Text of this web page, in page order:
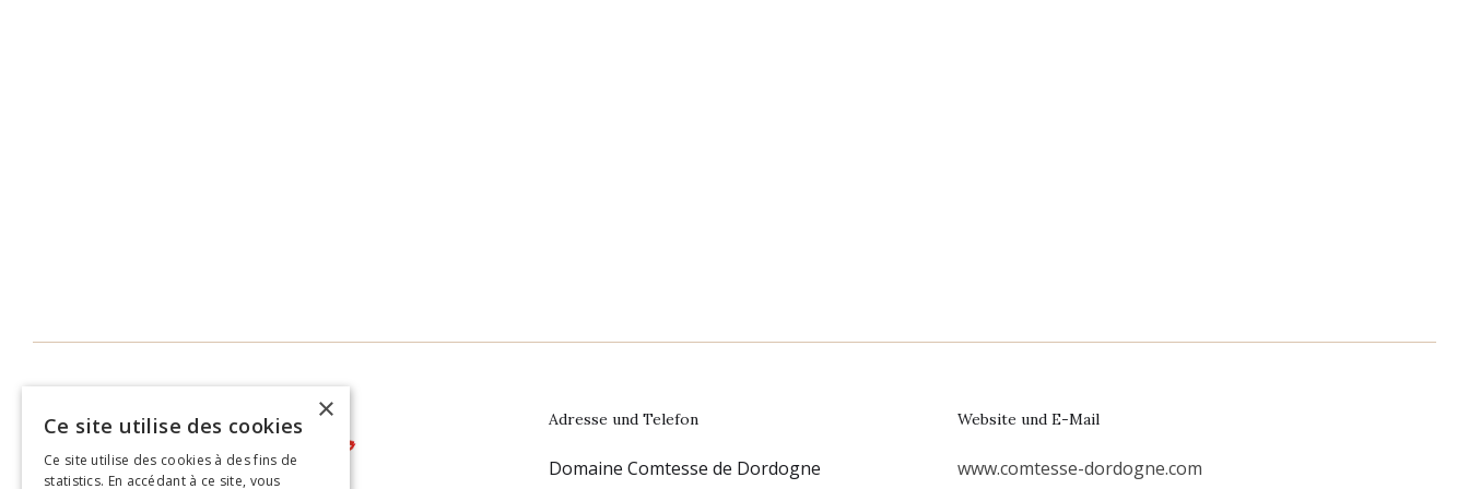
Adresse und Telefon
Domaine Comtesse de Dordogne
Website und E-Mail
www.comtesse-dordogne.com
×
Ce site utilise des cookies
Ce site utilise des cookies à des fins de
statistics. En accédant à ce site, vous